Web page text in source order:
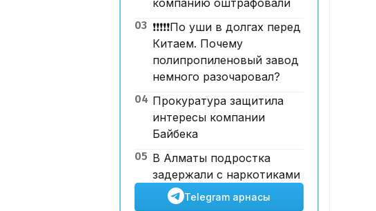
болғанын айтып, дабыл
қағуда
14:24, 05 Тамыз 2026
Түсім өсіп, пайда жоғалған. Air
Astana НЕГЕ 21 млн доллар
шығынға батты?
компанию оштрафовали
03 ❗️❗️❗️❗️❗️По уши в долгах перед
Китаем. Почему
полипропиленовый завод
немного разочаровал?
04 Прокуратура защитила
интересы компании
Байбека
05 В Алматы подростка
задержали с наркотиками
Telegram арнасы